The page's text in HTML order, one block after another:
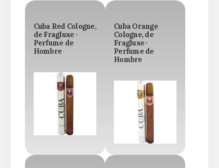
Cuba Red Cologne,
de Fragluxe ·
Perfume de
Hombre
Cuba Orange
Cologne, de
Fragluxe ·
Perfume de
Hombre